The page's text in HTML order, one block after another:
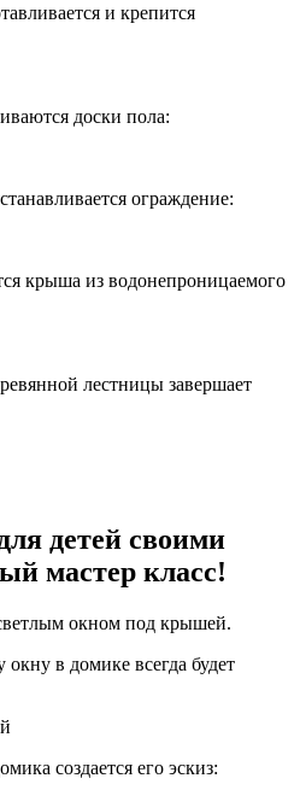
и крепится
доски пола:
ограждение:
крыша из водонепроницаемого
лестницы завершает
детей своими
мастер класс!
окном под крышей.
в домике всегда будет
создается его эскиз: